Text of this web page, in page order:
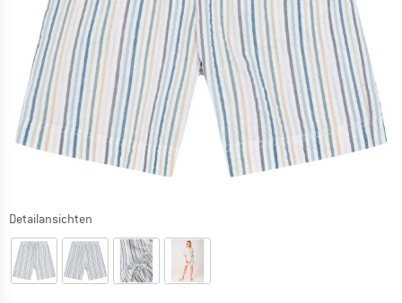
Detailansichten